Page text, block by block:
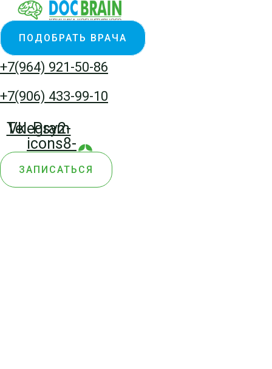
Перейти
к
содержимому
ПОДОБРАТЬ ВРАЧА
+7(964) 921-50-86
+7(906) 433-99-10
Vk
Telegram
Psy2-
icons8-
zen
ЗАПИСАТЬСЯ
Количество
товара
Сафронова
Евгения
Сергеевна